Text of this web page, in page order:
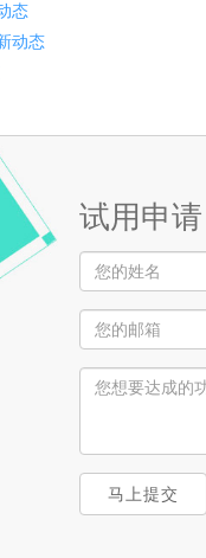
态
动态
试用申请
马上提交